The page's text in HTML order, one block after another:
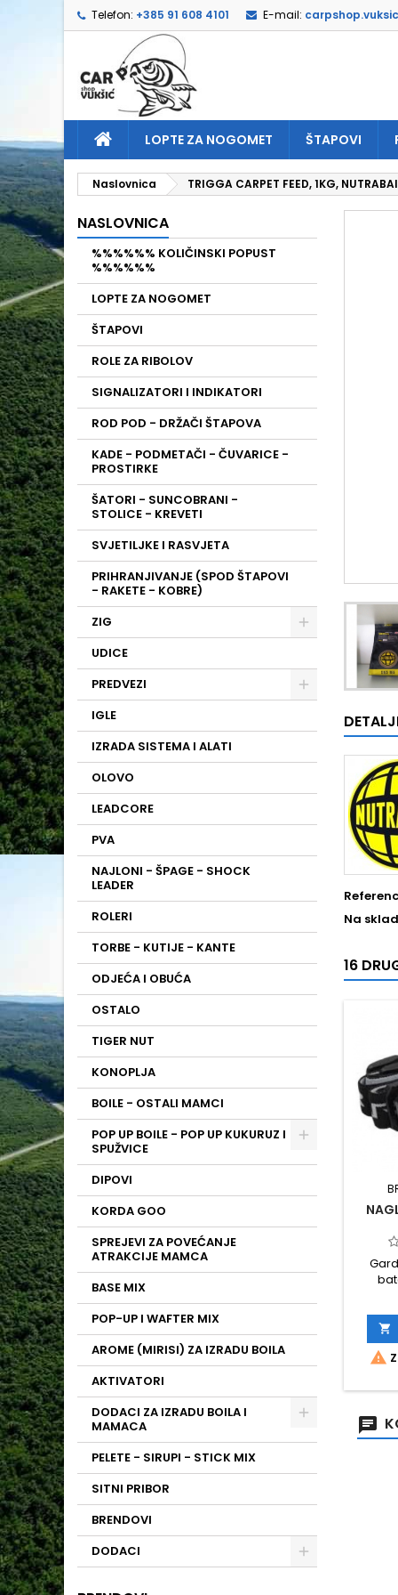
Telefon: +385 91 608 4101 E-mail:
LOPTE ZA NOGOMET ŠTAPOVI
Naslovnica TRIGGA CARPET FEED, 1KG,
NASLOVNICA
%%%%%% KOLIČINSKI POPUST
%%%%%%
LOPTE ZA NOGOMET
ŠTAPOVI
ROLE ZA RIBOLOV
SIGNALIZATORI I INDIKATORI
ROD POD - DRŽAČI ŠTAPOVA
KADE - PODMETAČI - ČUVARICE -
PROSTIRKE
ŠATORI - SUNCOBRANI -
STOLICE - KREVETI
SVJETILJKE I RASVJETA
PRIHRANJIVANJE (SPOD ŠTAPOVI
- RAKETE - KOBRE)
ZIG
UDICE
PREDVEZI
IGLE
IZRADA SISTEMA I ALATI
OLOVO
LEADCORE
PVA
NAJLONI - ŠPAGE - SHOCK
LEADER
ROLERI
TORBE - KUTIJE - KANTE
ODJEĆA I OBUĆA
OSTALO
TIGER NUT
KONOPLJA
BOILE - OSTALI MAMCI
POP UP BOILE - POP UP KUKURUZ I
SPUŽVICE
DIPOVI
KORDA GOO
SPREJEVI ZA POVEĆANJE
ATRAKCIJE MAMCA
BASE MIX
POP-UP I WAFTER MIX
AROME (MIRISI) ZA IZRADU BOILA
AKTIVATORI
DODACI ZA IZRADU BOILA I
MAMACA
PELETE - SIRUPI - STICK MIX
SITNI PRIBOR
BRENDOVI
DODACI
Na
16

